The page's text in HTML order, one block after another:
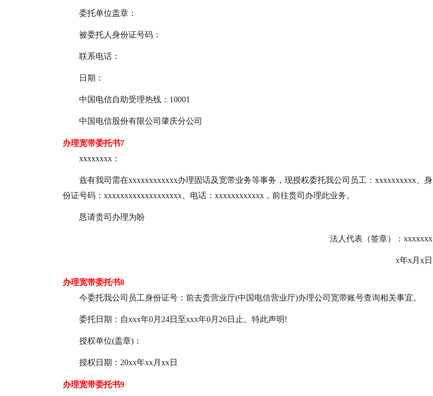
委托单位盖章：
被委托人身份证号码：
联系电话：
日期：
中国电信自助受理热线：10001
中国电信股份有限公司肇庆分公司
办理宽带委托书7
xxxxxxxx：
兹有我司需在xxxxxxxxxxxx办理固话及宽带业务等事务，现授权委托我公司员工：xxxxxxxxxx、身
份证号码：xxxxxxxxxxxxxxxxxxx、电话：xxxxxxxxxxxx，前往贵司办理此业务。
恳请贵司办理为盼
法人代表（签章）：xxxxxxx
x年x月x日
办理宽带委托书8
今委托我公司员工身份证号：前去贵营业厅(中国电信营业厅)办理公司宽带账号查询相关事宜。
委托日期：自xxx年0月24日至xxx年0月26日止。特此声明!
授权单位(盖章)：
授权日期：20xx年xx月xx日
办理宽带委托书9